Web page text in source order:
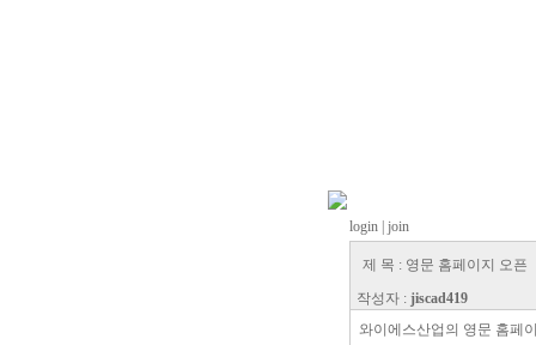
login | join
제 목 : 영문 홈페이지 오픈
작성자 : jiscad419
와이에스산업의 영문 홈페